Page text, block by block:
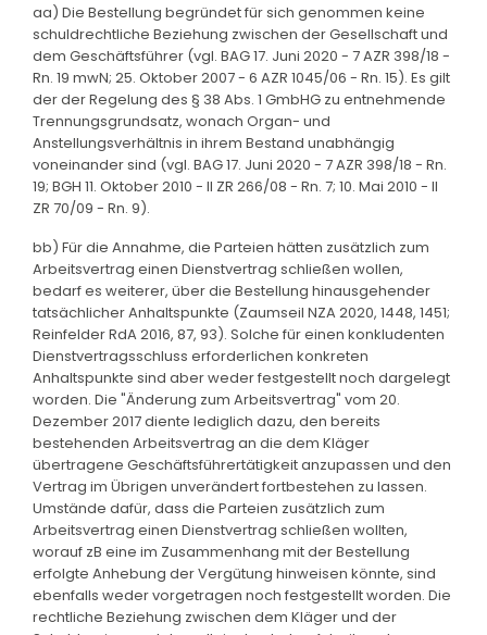
aa) Die Bestellung begründet für sich genommen keine
schuldrechtliche Beziehung zwischen der Gesellschaft und
dem Geschäftsführer (vgl. BAG 17. Juni 2020 - 7 AZR 398/18 -
Rn. 19 mwN; 25. Oktober 2007 - 6 AZR 1045/06 - Rn. 15). Es gilt
der der Regelung des § 38 Abs. 1 GmbHG zu entnehmende
Trennungsgrundsatz, wonach Organ- und
Anstellungsverhältnis in ihrem Bestand unabhängig
voneinander sind (vgl. BAG 17. Juni 2020 - 7 AZR 398/18 - Rn.
19; BGH 11. Oktober 2010 - II ZR 266/08 - Rn. 7; 10. Mai 2010 - II
ZR 70/09 - Rn. 9).
bb) Für die Annahme, die Parteien hätten zusätzlich zum
Arbeitsvertrag einen Dienstvertrag schließen wollen,
bedarf es weiterer, über die Bestellung hinausgehender
tatsächlicher Anhaltspunkte (Zaumseil NZA 2020, 1448, 1451;
Reinfelder RdA 2016, 87, 93). Solche für einen konkludenten
Dienstvertragsschluss erforderlichen konkreten
Anhaltspunkte sind aber weder festgestellt noch dargelegt
worden. Die "Änderung zum Arbeitsvertrag" vom 20.
Dezember 2017 diente lediglich dazu, den bereits
bestehenden Arbeitsvertrag an die dem Kläger
übertragene Geschäftsführertätigkeit anzupassen und den
Vertrag im Übrigen unverändert fortbestehen zu lassen.
Umstände dafür, dass die Parteien zusätzlich zum
Arbeitsvertrag einen Dienstvertrag schließen wollten,
worauf zB eine im Zusammenhang mit der Bestellung
erfolgte Anhebung der Vergütung hinweisen könnte, sind
ebenfalls weder vorgetragen noch festgestellt worden. Die
rechtliche Beziehung zwischen dem Kläger und der